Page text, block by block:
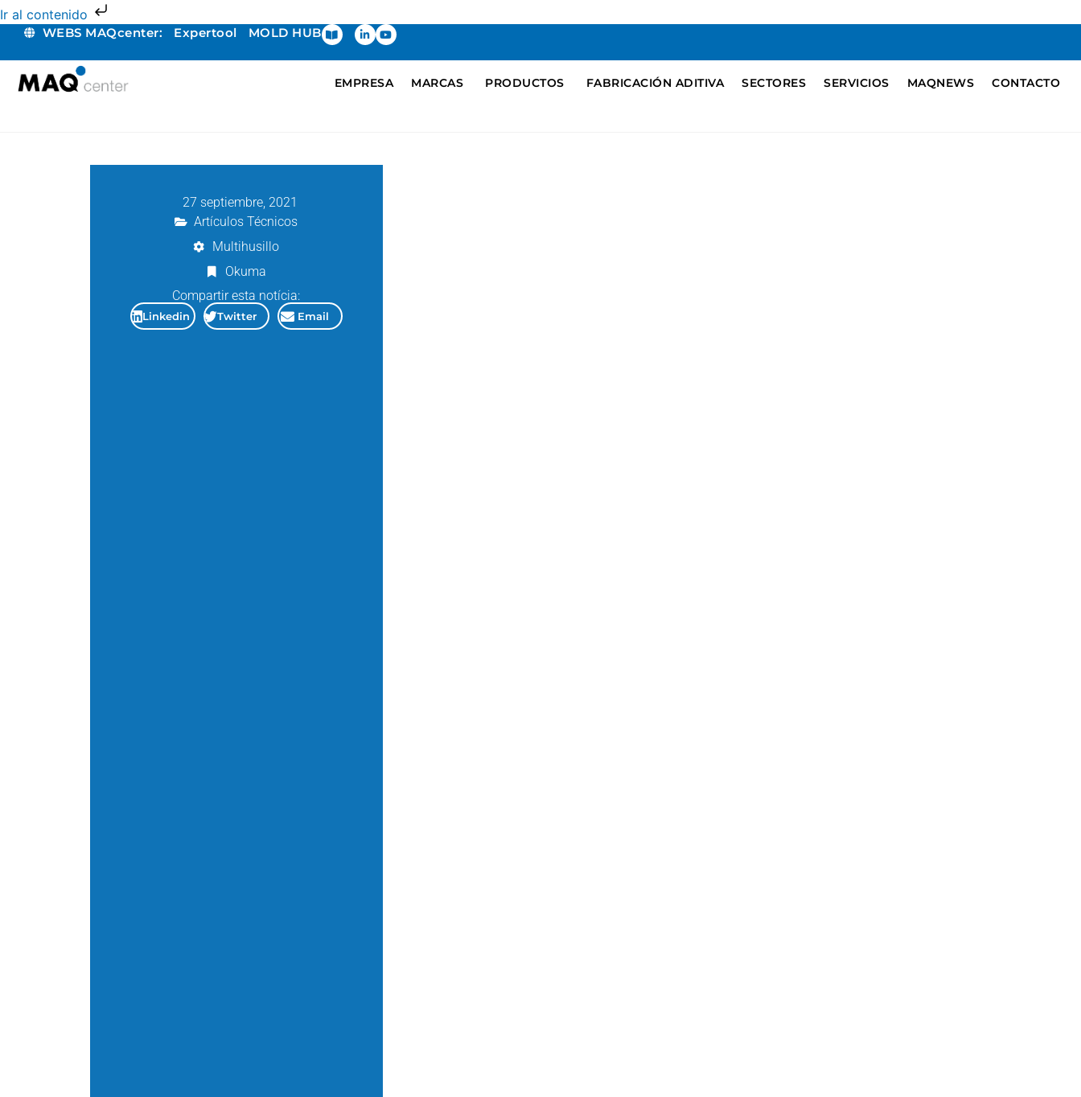
Ir al contenido
WEBS MAQcenter: Expertool MOLD HUB
EMPRESA MARCAS PRODUCTOS FABRICACIÓN ADITIVA SECTORES SERVICIOS MAQNEWS CONTACTO
27 septiembre, 2021
Artículos Técnicos
Multihusillo
Okuma
Compartir esta notícia:
Linkedin Twitter Email